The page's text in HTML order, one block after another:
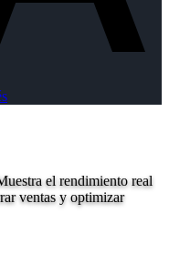
el rendimiento real
ventas y optimizar